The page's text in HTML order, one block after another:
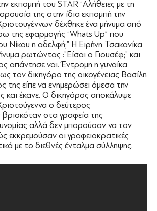
εκπομπή του STAR “Αλήθειες με τη
της στην ίδια εκπομπή την
δέχθηκε ένα μήνυμα από
της εφαρμογής “Whats Up” που
Νίκου η αδελφή;” Η Ειρήνη Τσακανίκα
ρωτώντας :”Είσαι ο Γιουσέφ;” και
απάντησε ναι. Έντρομη η γυναίκα
τον δικηγόρο της οικογένειας Βασίλη
της είπε να ενημερώσει άμεσα την
και έκανε. Ο δικηγόρος αποκάλυψε
ο δεύτερος
στα γραφεία της
αλλά δεν μπορούσαν να τον
εκκρεμούσαν οι γραφειοκρατικές
με το διεθνές ένταλμα σύλληψης.